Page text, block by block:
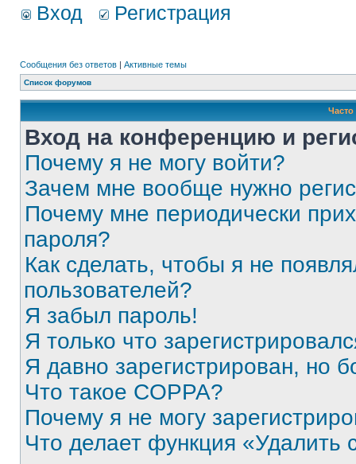
Вход Регистрация
Сообщения без ответов | Активные темы
Список форумов
Вход на конференцию и
Почему я не могу войти?
Зачем мне вообще нужно
Почему мне периодически
пароля?
Как сделать, чтобы я не
пользователей?
Я забыл пароль!
Я только что
Я давно зарегистрирован, но
Что такое COPPA?
Почему я не могу
Что делает функция «Удалить